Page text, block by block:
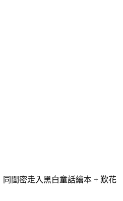
同閨密走入黑白童話繪本 + 歎花